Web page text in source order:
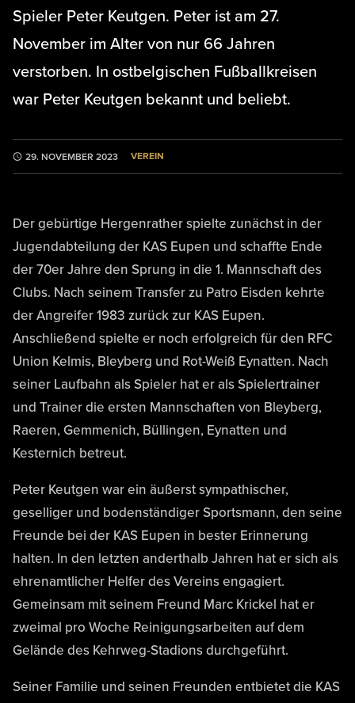
Spieler Peter Keutgen. Peter ist am 27.
November im Alter von nur 66 Jahren
verstorben. In ostbelgischen Fußballkreisen
war Peter Keutgen bekannt und beliebt.
29. NOVEMBER 2023 VEREIN
Der gebürtige Hergenrather spielte zunächst in der
Jugendabteilung der KAS Eupen und schaffte Ende
der 70er Jahre den Sprung in die 1. Mannschaft des
Clubs. Nach seinem Transfer zu Patro Eisden kehrte
der Angreifer 1983 zurück zur KAS Eupen.
Anschließend spielte er noch erfolgreich für den RFC
Union Kelmis, Bleyberg und Rot-Weiß Eynatten. Nach
seiner Laufbahn als Spieler hat er als Spielertrainer
und Trainer die ersten Mannschaften von Bleyberg,
Raeren, Gemmenich, Büllingen, Eynatten und
Kesternich betreut.
Peter Keutgen war ein äußerst sympathischer,
geselliger und bodenständiger Sportsmann, den seine
Freunde bei der KAS Eupen in bester Erinnerung
halten. In den letzten anderthalb Jahren hat er sich als
ehrenamtlicher Helfer des Vereins engagiert.
Gemeinsam mit seinem Freund Marc Krickel hat er
zweimal pro Woche Reinigungsarbeiten auf dem
Gelände des Kehrweg-Stadions durchgeführt.
Seiner Familie und seinen Freunden entbietet die KAS